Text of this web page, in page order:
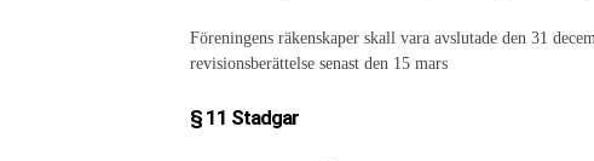
Föreningens räkenskaper skall vara avslutade den 31
revisionsberättelse senast den 15 mars
§ 11 Stadgar